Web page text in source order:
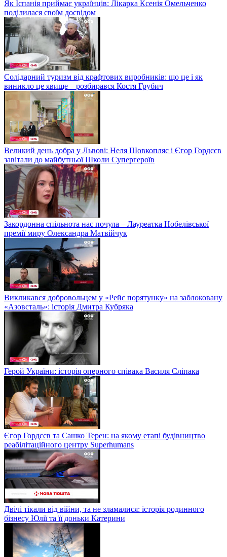
Як Іспанія приймає українців: Лікарка Ксенія Омельченко
поділилася своїм досвідом
Солідарний туризм від крафтових виробників: що це і як
виникло це явище – розбирався Костя Грубич
Великий день добра у Львові: Неля Шовкопляс і Єгор Гордєєв
завітали до майбутньої Школи Супергероїв
Закордонна спільнота нас почула – Лауреатка Нобелівської
премії миру Олександра Матвійчук
Викликався добровольцем у «Рейс порятунку» на заблоковану
«Азовсталь»: історія Дмитра Кубряка
Герой України: історія оперного співака Василя Сліпака
Єгор Гордєєв та Сашко Терен: на якому етапі будівництво
реабілітаційного центру Superhumans
Двічі тікали від війни, та не зламалися: історія родинного
бізнесу Юлії та її доньки Катерини